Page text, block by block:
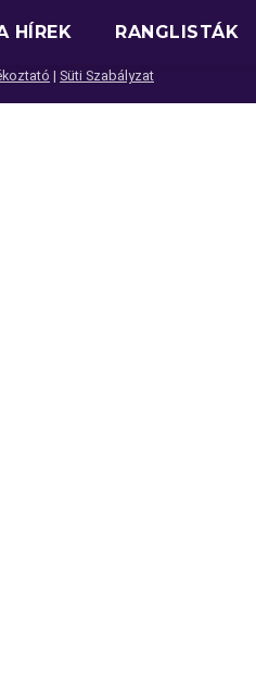
HÍREK RANGLISTÁK
| Süti Szabályzat